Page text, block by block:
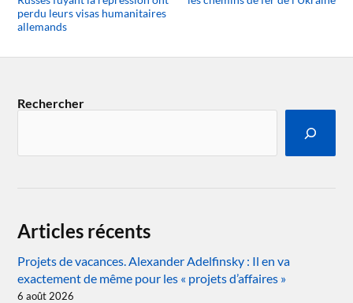
perdu leurs visas humanitaires
allemands
Rechercher
Articles récents
Projets de vacances. Alexander Adelfinsky : Il en va
exactement de même pour les « projets d’affaires »
6 août 2026